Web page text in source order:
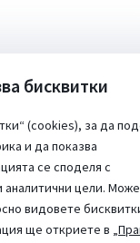
бисквитки
(cookies), за да
и да показва
се споделя с
аналитични цели.
видовете
ще откриете в